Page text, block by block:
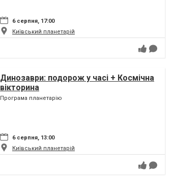
6 серпня, 17:00
Київський планетарій
Динозаври: подорож у часі + Космічна
вікторина
Програма планетарію
6 серпня, 13:00
Київський планетарій